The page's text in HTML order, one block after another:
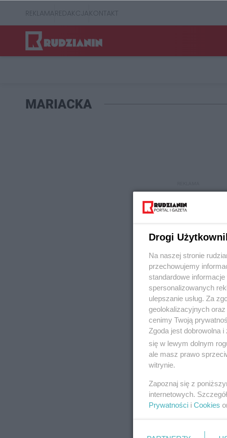
REKLAMAREDAKCJAKONTAKT
MARIACKA
REKLAMA
Drogi
Na naszej stronie
przechowujemy
standardowe
spersonalizowanych
ulepszanie usług. Za
geolokalizacyjnych
cenimy Twoją
Zgoda jest dobrowolna
się w lewym dolnym
ale masz prawo
witrynie.
Zapoznaj się z
internetowych.
Prywatności i Cookies